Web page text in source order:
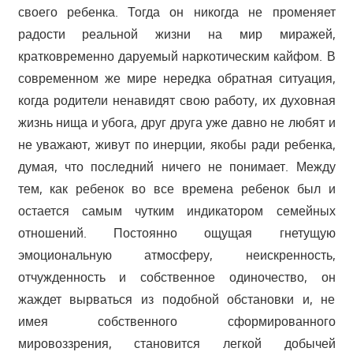
своего ребенка. Тогда он никогда не променяет
радости реальной жизни на мир миражей,
кратковременно даруемый наркотическим кайфом. В
современном же мире нередка обратная ситуация,
когда родители ненавидят свою работу, их духовная
жизнь нища и убога, друг друга уже давно не любят и
не уважают, живут по инерции, якобы ради ребенка,
думая, что последний ничего не понимает. Между
тем, как ребенок во все времена ребенок был и
остается самым чутким индикатором семейных
отношений. Постоянно ощущая гнетущую
эмоциональную атмосферу, неискренность,
отчужденность и собственное одиночество, он
жаждет вырваться из подобной обстановки и, не
имея собственного сформированного
мировоззрения, становится легкой добычей